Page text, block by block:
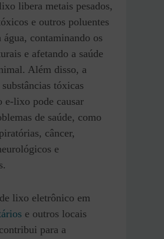
libera metais pesados,
e outros poluentes
água, contaminando os
e afetando a saúde
Além disso, a
tóxicas
e-lixo pode causar
de saúde, como
câncer,
e
lixo eletrônico em
e outros locais
para a